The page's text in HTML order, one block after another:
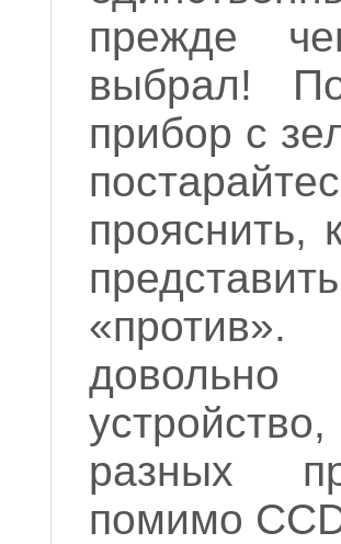
прежде
выбрал!
прибор с
прояснить,
разных
помимо